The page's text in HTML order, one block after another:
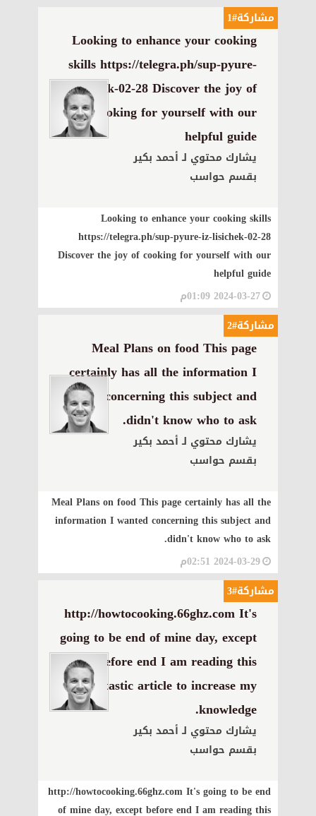
مشاركة#1
Looking to enhance your cooking
skills https://telegra.ph/sup-pyure-
iz-lisichek-02-28 Discover the joy of
cooking for yourself with our
helpful guide
يشارك محتوي لـ أحمد بكير
بقسم حواسب
Looking to enhance your cooking skills
https://telegra.ph/sup-pyure-iz-lisichek-02-28
Discover the joy of cooking for yourself with our
helpful guide
2024-03-27 01:09م
مشاركة#2
Meal Plans on food This page
certainly has all the information I
wanted concerning this subject and
didn't know who to ask.
يشارك محتوي لـ أحمد بكير
بقسم حواسب
Meal Plans on food This page certainly has all the
information I wanted concerning this subject and
didn't know who to ask.
2024-03-29 02:51م
مشاركة#3
http://howtocooking.66ghz.com It's
going to be end of mine day, except
before end I am reading this
fantastic article to increase my
knowledge.
يشارك محتوي لـ أحمد بكير
بقسم حواسب
http://howtocooking.66ghz.com It's going to be end
of mine day, except before end I am reading this